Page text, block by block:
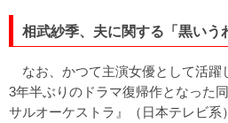
相武紗季、夫に関する「黒いう
なお、かつて主演女優として活躍
3年半ぶりのドラマ復帰作となった
サルオーケストラ』（日本テレビ系